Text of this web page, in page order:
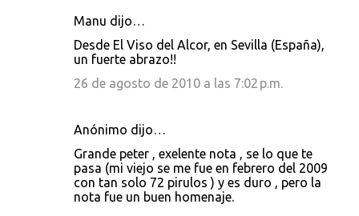
Manu dijo…
Desde El Viso del Alcor, en Sevilla (España),
un fuerte abrazo!!
26 de agosto de 2010 a las 7:02 p.m.
Anónimo dijo…
Grande peter , exelente nota , se lo que te
pasa (mi viejo se me fue en febrero del 2009
con tan solo 72 pirulos ) y es duro , pero la
nota fue un buen homenaje.